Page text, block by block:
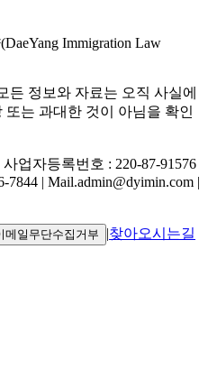
Immigration Law
든 정보와 자료는 오직 사실에
는 과대한 것이 아님을 확인
업자등록번호 : 220-87-91576
7844 | Mail.admin@dyimin.com |
메일무단수집거부 |찾아오시는길